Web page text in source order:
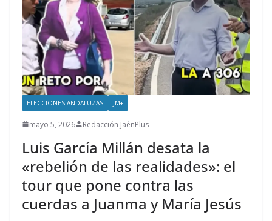
ELECCIONES ANDALUZAS JM+
mayo 5, 2026 Redacción JaénPlus
Luis García Millán desata la
«rebelión de las realidades»: el
tour que pone contra las
cuerdas a Juanma y María Jesús